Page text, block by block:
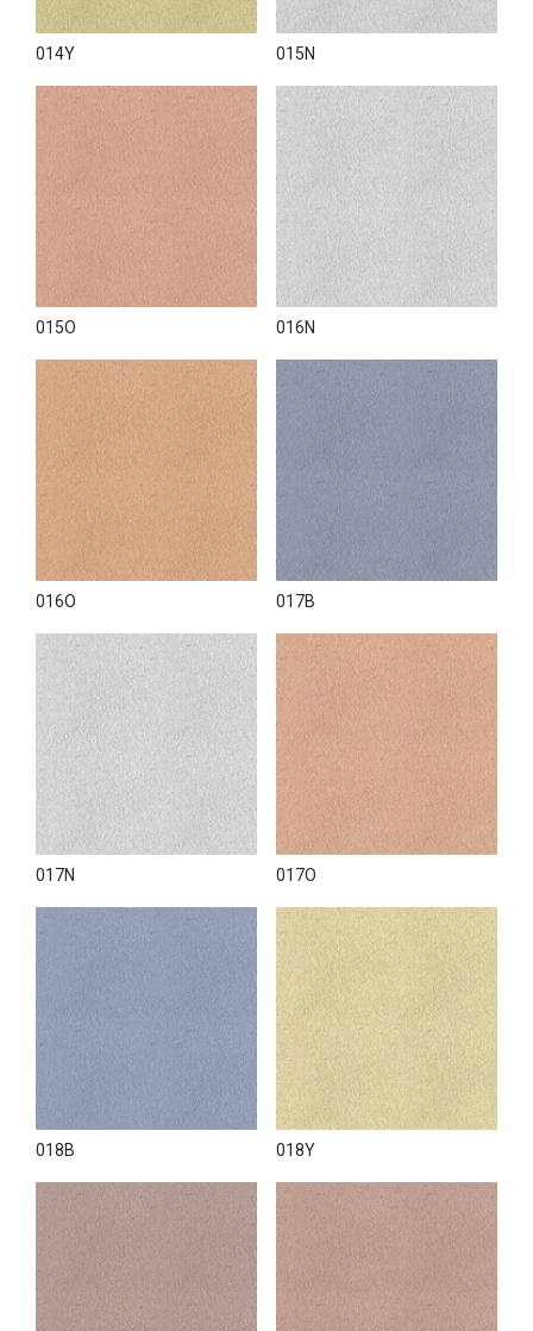
014Y 015N
015O 016N
016O 017B
017N 017O
018B 018Y